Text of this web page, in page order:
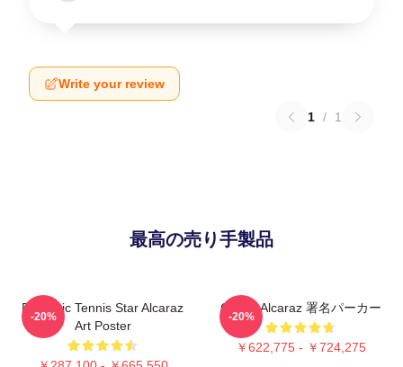
Write your review
1 / 1
最高の売り手製品
Dynamic Tennis Star Alcaraz
Art Poster
-20%
Carlos Alcaraz 署名パーカー
￥622,775 - ￥724,275
-20%